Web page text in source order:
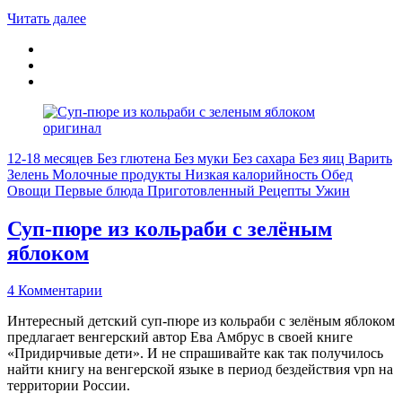
Читать далее
12-18 месяцев Без глютена Без муки Без сахара Без яиц Варить
Зелень Молочные продукты Низкая калорийность Обед
Овощи Первые блюда Приготовленный Рецепты Ужин
Суп-пюре из кольраби с зелёным
яблоком
4 Комментарии
Интересный детский суп-пюре из кольраби с зелёным яблоком
предлагает венгерский автор Ева Амбрус в своей книге
«Придирчивые дети». И не спрашивайте как так получилось
найти книгу на венгерской языке в период бездействия vpn на
территории России.